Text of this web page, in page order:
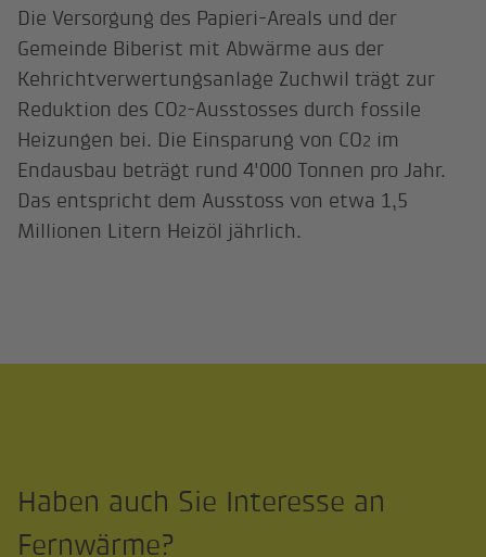
Die Versorgung des Papieri-Areals und der
Gemeinde Biberist mit Abwärme aus der
Kehrichtverwertungsanlage Zuchwil trägt zur
Reduktion des CO2-Ausstosses durch fossile
Heizungen bei. Die Einsparung von CO2 im
Endausbau beträgt rund 4'000 Tonnen pro Jahr.
Das entspricht dem Ausstoss von etwa 1,5
Millionen Litern Heizöl jährlich.
Haben auch Sie Interesse an
Fernwärme?